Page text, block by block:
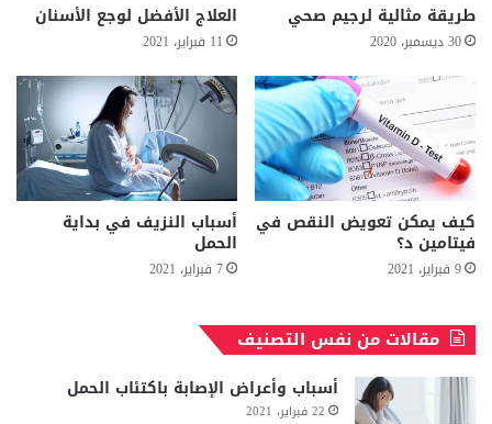
طريقة مثالية لرجيم صحي
30 ديسمبر، 2020
العلاج الأفضل لوجع الأسنان
11 فبراير، 2021
كيف يمكن تعويض النقص في
فيتامين د؟
9 فبراير، 2021
أسباب النزيف في بداية
الحمل
7 فبراير، 2021
مقالات من نفس التصنيف
أسباب وأعراض الإصابة باكتئاب الحمل
22 فبراير، 2021